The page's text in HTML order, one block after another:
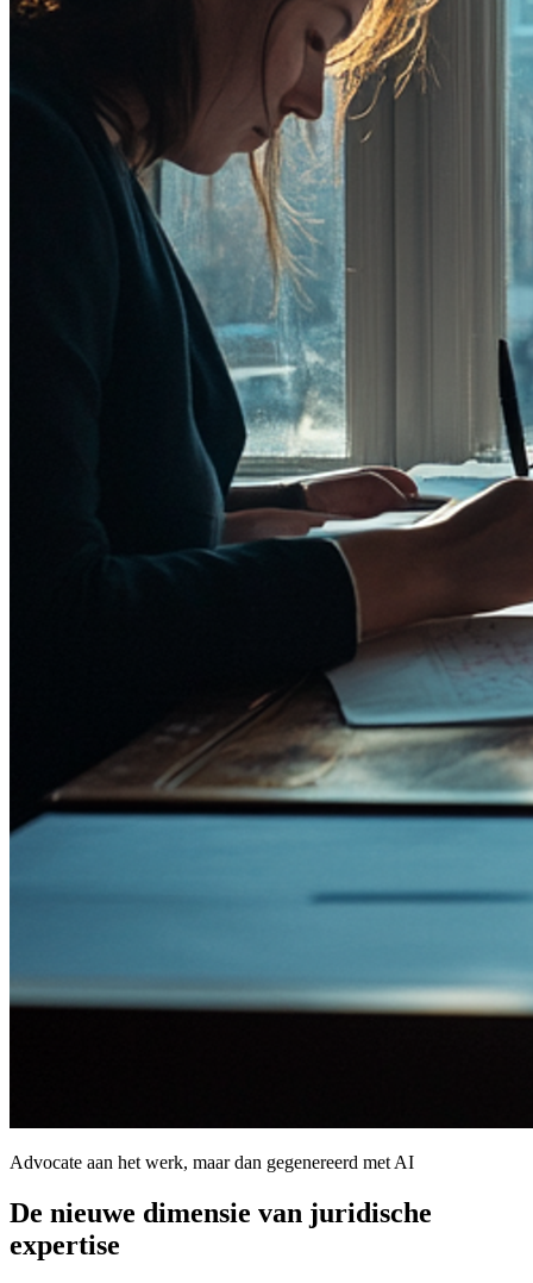
Advocate aan het werk, maar dan gegenereerd met AI
De nieuwe dimensie van juridische
expertise